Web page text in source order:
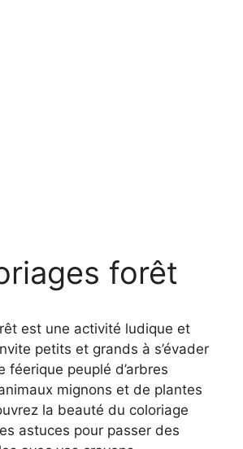
forêt
est une activité ludique et
petits et grands à s’évader
féerique peuplé d’arbres
mignons et de plantes
la beauté du coloriage
astuces pour passer des